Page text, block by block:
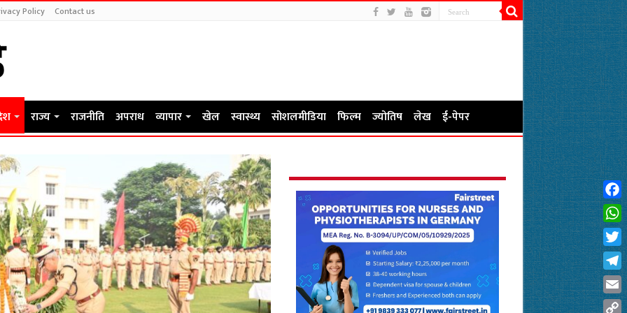
Policy Contact us
राज्य राजनीति अपराध व्यापार खेल स्वास्थ्य सोशलमीडिया फिल्म ज्योतिष लेख ई-पेपर